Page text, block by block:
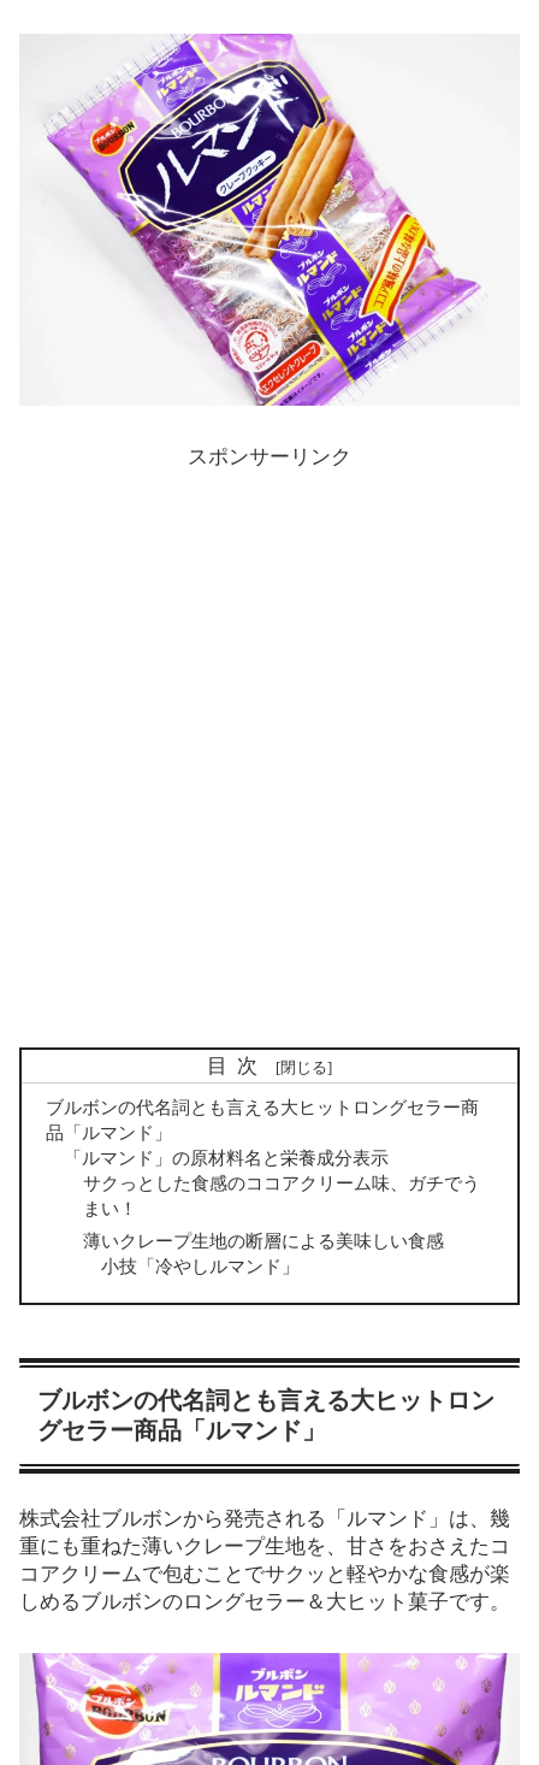
スポンサーリンク
目次
ブルボンの代名詞とも言える大ヒットロングセラー商
品「ルマンド」
「ルマンド」の原材料名と栄養成分表示
サクっとした食感のココアクリーム味、ガチでう
まい！
薄いクレープ生地の断層による美味しい食感
小技「冷やしルマンド」
ブルボンの代名詞とも言える大ヒットロン
グセラー商品「ルマンド」
株式会社ブルボンから発売される「ルマンド」は、幾
重にも重ねた薄いクレープ生地を、甘さをおさえたコ
コアクリームで包むことでサクッと軽やかな食感が楽
しめるブルボンのロングセラー＆大ヒット菓子です。